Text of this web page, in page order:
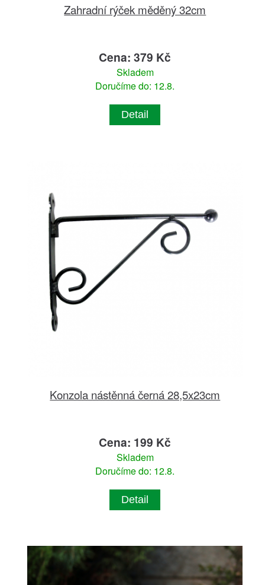
Zahradní rýček měděný 32cm
Cena: 379 Kč
Skladem
Doručíme do: 12.8.
Detail
Konzola nástěnná černá 28,5x23cm
Cena: 199 Kč
Skladem
Doručíme do: 12.8.
Detail